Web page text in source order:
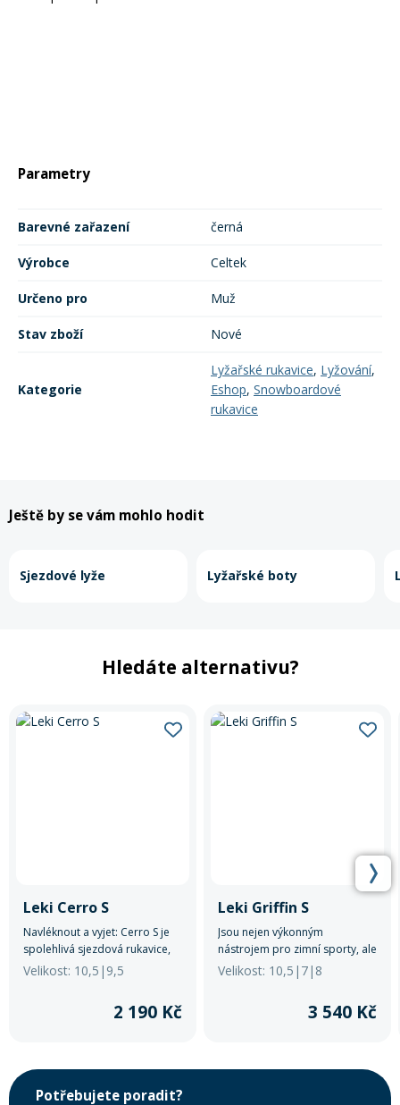
Parametry
Barevné zařazení černá
Výrobce Celtek
Určeno pro Muž
Stav zboží Nové
Kategorie
Lyžařské rukavice, Lyžování,
Eshop, Snowboardové
rukavice
Ještě by se vám mohlo hodit
Sjezdové lyže Lyžařské boty
Hledáte alternativu?
Leki Cerro S
Navléknout a vyjet: Cerro S je
spolehlivá sjezdová rukavice,
která díky izolaci Dexfill a
membráně SOFT-TEX® udržuje
Velikost: 10,5|9,5
2 190 Kč
Leki Griffin S
Jsou nejen výkonným
nástrojem pro zimní sporty, ale
také stylovým a praktickým
doplňkem pro muže, kteří
Velikost: 10,5|7|8
3 540 Kč
Potřebujete poradit?